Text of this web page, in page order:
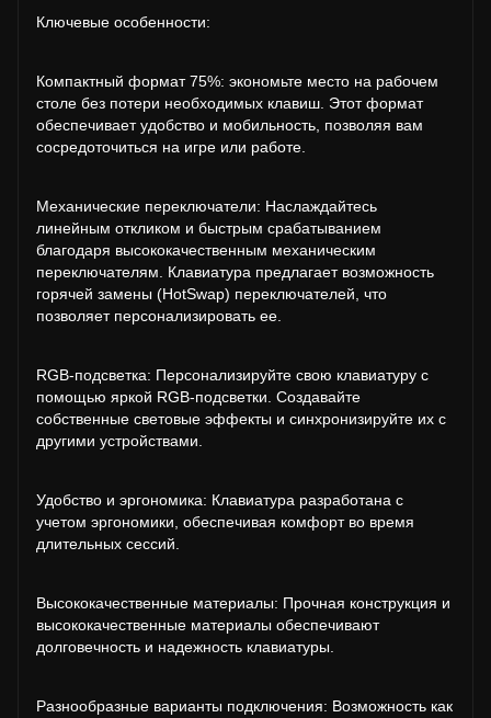
Ключевые особенности:
Компактный формат 75%: экономьте место на рабочем
столе без потери необходимых клавиш. Этот формат
обеспечивает удобство и мобильность, позволяя вам
сосредоточиться на игре или работе.
Механические переключатели: Наслаждайтесь
линейным откликом и быстрым срабатыванием
благодаря высококачественным механическим
переключателям. Клавиатура предлагает возможность
горячей замены (HotSwap) переключателей, что
позволяет персонализировать ее.
RGB-подсветка: Персонализируйте свою клавиатуру с
помощью яркой RGB-подсветки. Создавайте
собственные световые эффекты и синхронизируйте их с
другими устройствами.
Удобство и эргономика: Клавиатура разработана с
учетом эргономики, обеспечивая комфорт во время
длительных сессий.
Высококачественные материалы: Прочная конструкция и
высококачественные материалы обеспечивают
долговечность и надежность клавиатуры.
Разнообразные варианты подключения: Возможность как